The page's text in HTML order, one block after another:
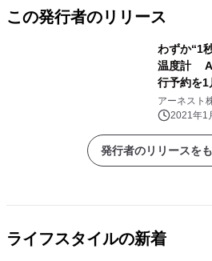
この発行者のリリース
わずか“1
温度計
行予約を1
アーネスト
2021年1
発行者のリリースを
ライフスタイルの新着